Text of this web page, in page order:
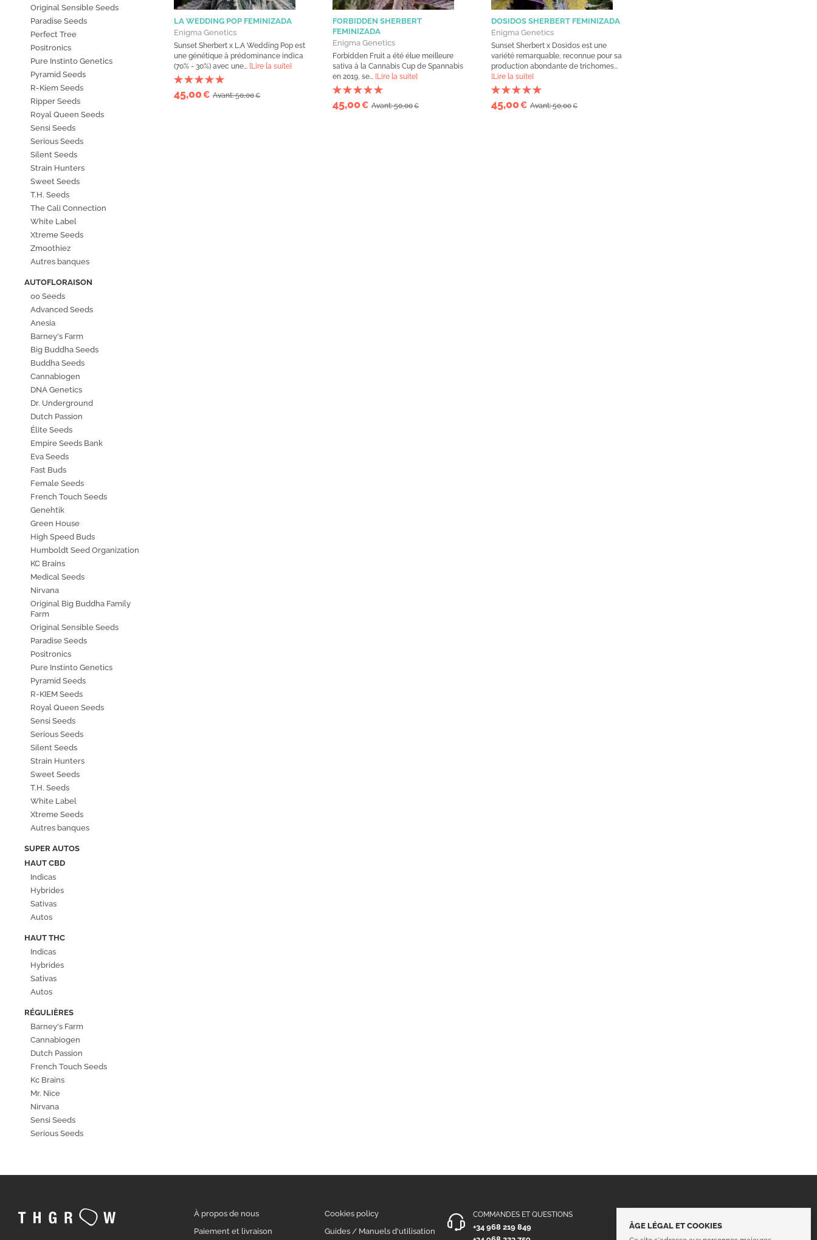
Original Sensible Seeds
Paradise Seeds
Perfect Tree
Positronics
Pure Instinto Genetics
Pyramid Seeds
R-Kiem Seeds
Ripper Seeds
Royal Queen Seeds
Sensi Seeds
Serious Seeds
Silent Seeds
Strain Hunters
Sweet Seeds
T.H. Seeds
The Cali Connection
White Label
Xtreme Seeds
Zmoothiez
Autres banques
AUTOFLORAISON
00 Seeds
Advanced Seeds
Anesia
Barney's Farm
Big Buddha Seeds
Buddha Seeds
Cannabiogen
DNA Genetics
Dr. Underground
Dutch Passion
Élite Seeds
Empire Seeds Bank
Eva Seeds
Fast Buds
Female Seeds
French Touch Seeds
Genehtik
Green House
High Speed Buds
Humboldt Seed Organization
KC Brains
Medical Seeds
Nirvana
Original Big Buddha Family
Farm
Original Sensible Seeds
Paradise Seeds
Positronics
Pure Instinto Genetics
Pyramid Seeds
R-KIEM Seeds
Royal Queen Seeds
Sensi Seeds
Serious Seeds
Silent Seeds
Strain Hunters
Sweet Seeds
T.H. Seeds
White Label
Xtreme Seeds
Autres banques
SUPER AUTOS
HAUT CBD
Indicas
Hybrides
Sativas
Autos
HAUT THC
Indicas
Hybrides
Sativas
Autos
RÉGULIÈRES
Barney's Farm
Cannabiogen
Dutch Passion
French Touch Seeds
Kc Brains
Mr. Nice
Nirvana
Sensi Seeds
Serious Seeds
LA WEDDING POP FEMINIZADA
Enigma Genetics
Sunset Sherbert x L.A Wedding Pop est
une génétique à prédominance indica
(70% - 30%) avec une... [Lire la suite]
45,00€ Avant: 50,00€
FORBIDDEN SHERBERT
FEMINIZADA
Enigma Genetics
Forbidden Fruit a été élue meilleure
sativa à la Cannabis Cup de Spannabis
en 2019, se... [Lire la suite]
45,00€ Avant: 50,00€
DOSIDOS SHERBERT FEMINIZADA
Enigma Genetics
Sunset Sherbert x Dosidos est une
variété remarquable, reconnue pour sa
production abondante de trichomes...
[Lire la suite]
45,00€ Avant: 50,00€
À propos de nous
Paiement et livraison
Cookies policy
Guides / Manuels d'utilisation
COMMANDES ET QUESTIONS
+34 968 219 849
ÂGE LÉGAL ET COOKIES